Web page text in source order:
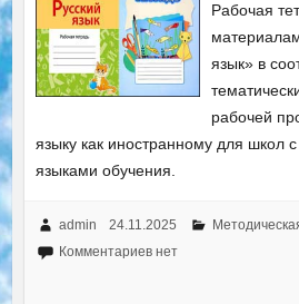
Рабочая
язык» в
рабочей
языку как иностранному для школ
языками обучения.
admin 24.11.2025
Комментариев нет